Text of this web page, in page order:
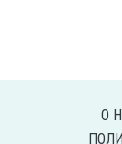
О